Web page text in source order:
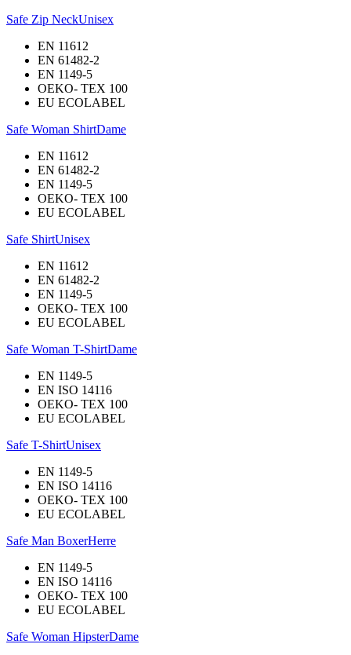
Safe Zip NeckUnisex
EN 11612
EN 61482-2
EN 1149-5
OEKO- TEX 100
EU ECOLABEL
Safe Woman ShirtDame
EN 11612
EN 61482-2
EN 1149-5
OEKO- TEX 100
EU ECOLABEL
Safe ShirtUnisex
EN 11612
EN 61482-2
EN 1149-5
OEKO- TEX 100
EU ECOLABEL
Safe Woman T-ShirtDame
EN 1149-5
EN ISO 14116
OEKO- TEX 100
EU ECOLABEL
Safe T-ShirtUnisex
EN 1149-5
EN ISO 14116
OEKO- TEX 100
EU ECOLABEL
Safe Man BoxerHerre
EN 1149-5
EN ISO 14116
OEKO- TEX 100
EU ECOLABEL
Safe Woman HipsterDame